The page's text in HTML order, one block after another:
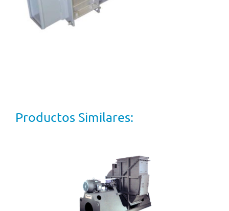
Productos Similares: